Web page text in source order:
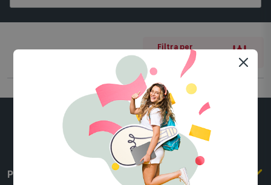
Filtra per
0 filtri attivi
Per conoscerci meglio